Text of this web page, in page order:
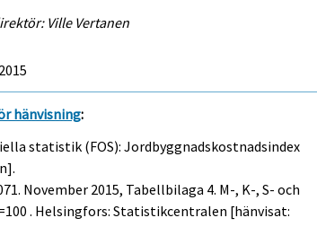
Ville Vertanen
hänvisning:
statistik (FOS): Jordbyggnadskostnadsindex
November 2015, Tabellbilaga 4. M-, K-, S- och
. Helsingfors: Statistikcentralen [hänvisat: